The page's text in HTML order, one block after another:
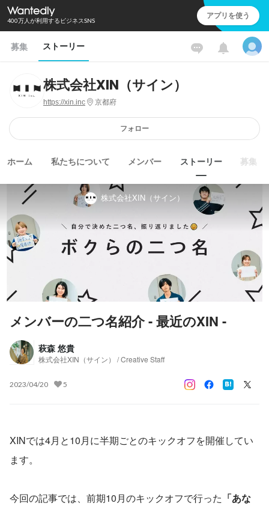
400万人が利用するビジネスSNS アプリを使う
募集 ストーリー
株式会社XIN（サイン）
https://xin.inc 京都府
フォロー
ホーム 私たちについて メンバー ストーリー 募集
株式会社XIN（サイン）
メンバーの二つ名紹介 - 最近のXIN -
萩森 悠貴
株式会社XIN（サイン） / Creative Staff
2023/04/20 5
XINでは4月と10月に半期ごとのキックオフを開催してい
ます。
今回の記事では、前期10月のキックオフで行った 「あな